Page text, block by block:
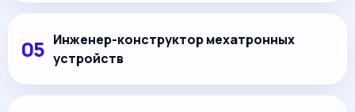
Инженер-конструктор мехатронных
устройств